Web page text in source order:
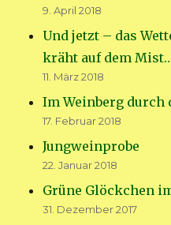
9. April 2018
Und jetzt – das
kräht auf dem
11. März 2018
Im Weinberg durch
17. Februar 2018
Jungweinprobe
22. Januar 2018
Grüne Glöckchen
31. Dezember 2017